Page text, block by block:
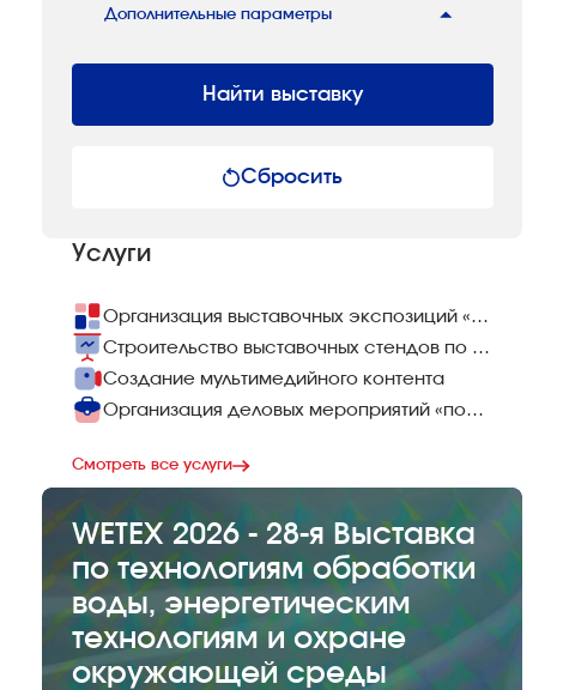
Дополнительные параметры
Найти выставку
Сбросить
Услуги
Организация выставочных экспозиций «под ключ»
Строительство выставочных стендов по всему миру
Создание мультимедийного контента
Организация деловых мероприятий «под ключ»
Смотреть все услуги
WETEX 2026 - 28-я Выставка
по технологиям обработки
воды, энергетическим
технологиям и охране
окружающей среды